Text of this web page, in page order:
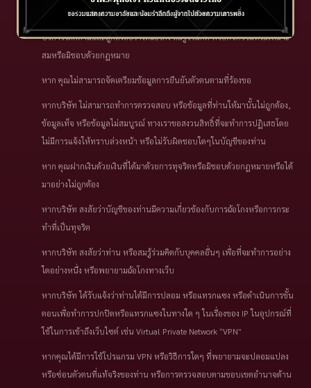
หาก บริษัททราบว่าคุณได้วางเดิมพันกับเว็บไซต์วางเดิมพันออนไลน์หรือใช้
บริการใดก็ตามและถูกสงสัยว่าได้ฉ้อโกง สมรู้ร่วมคิด หรือกิจกรรมที่ไม่เหมาะ
สมหรือมิชอบด้วยกฎหมาย
หาก คุณไม่สามารถจัดเตรียมข้อมูลการยืนยันตัวตนตามที่ร้องขอ
หากบริษัท ไม่สามารถทำการตรวจสอบ หรือข้อมูลที่ท่านให้มานั้นไม่ถูกต้อง,
ข้อมูลเท็จ หรือข้อมูลไม่สมบูรณ์ ทางเราขอสงวนสิทธิ์ที่จะทำการปฏิเสธโดย
ไม่มีการแจ้งให้ทราบล่วงหน้า หรือไม่รับผิดชอบใดๆในบัญชีของท่าน
หาก คุณฝากเงินด้วยเงินที่ได้มาด้วยการทุจริตหรือมิชอบด้วยกฎหมายหรือได้
มาอย่างไม่ถูกต้อง
หากบริษัท สงสัยว่าบัญชีของท่านมีความเกี่ยวข้องกับการฉ้อโกงหรือการกระ
ทำที่เป็นทุจริต
หากบริษัท สงสัยว่าท่าน หรือสมรู้ร่วมคิดกับบุคคลอื่นๆ เพื่อที่จะทำการอย่าง
ใดอย่างหนึ่ง หรือพยายามฉ้อโกงทางเว็บ
หากบริษัท ได้รับแจ้งว่าท่านได้มีการปลอม หรือแทรกแซง หรือดำเนินการขั้น
ตอนเพื่อทำการปกปิดหรือแทรกแซงในทางใด ๆ ในเรื่องของ IP ในอุปกรณ์ที่
ใช้ในการเข้าถึงเว็บไซต์ เช่น Virtual Private Network “VPN”
หากคุณได้มีการใช้โปรแกรม VPN หรือวิธีการใดๆ ที่พยายามจะปลอมแปลง
หรือซ่อนตัวตนที่แท้จริงของท่าน หรือการตรวจสอบตามขอบเขตอำนาจด้าน